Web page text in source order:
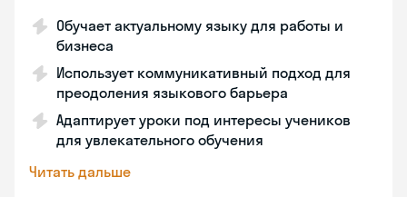
Обучает актуальному языку для работы и
бизнеса
Использует коммуникативный подход для
преодоления языкового барьера
Адаптирует уроки под интересы учеников
для увлекательного обучения
Читать дальше